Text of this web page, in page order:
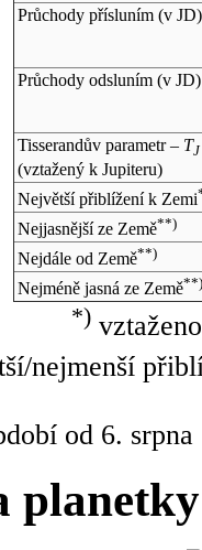
Průchody přísluním (v JD)
Průchody odsluním (v JD)
Tisserandův parametr – TJ
(vztažený k Jupiteru)
Největší přiblížení k Zemi
Nejjasnější ze Země**)
Nejdále od Země**)
Nejméně jasná ze Země**)
*)
nejmenší
od 6.